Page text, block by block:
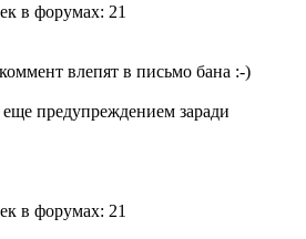
влепят в письмо бана :-)
предупреждением заради